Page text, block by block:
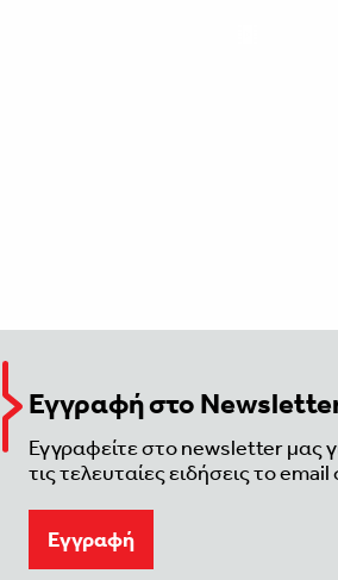
Εγγραφή στο
Εγγραφείτε στο newsletter μας
τις τελευταίες ειδήσεις το
Eγγραφή